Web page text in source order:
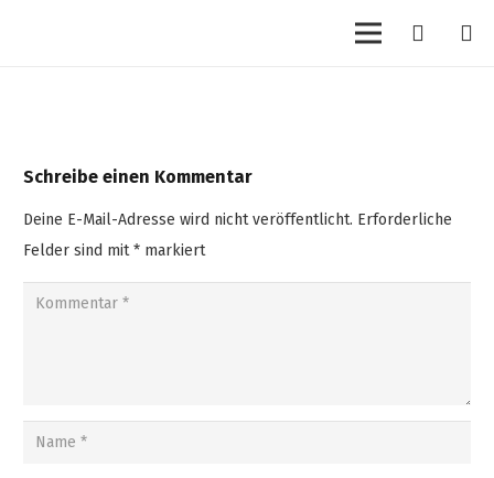
Schreibe einen Kommentar
Deine E-Mail-Adresse wird nicht veröffentlicht. Erforderliche
Felder sind mit* markiert